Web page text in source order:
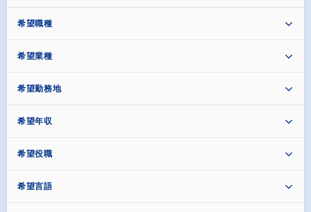
希望職種
希望業種
希望勤務地
希望年収
希望役職
希望言語